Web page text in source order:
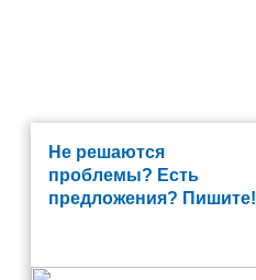
Не решаются
проблемы? Есть
предложения? Пишите!